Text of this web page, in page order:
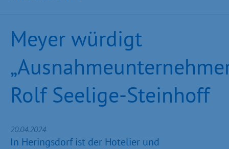
Meyer würdigt
Rolf Seelige-Steinhoff
20.04.2024
In Heringsdorf ist der Hotelier und